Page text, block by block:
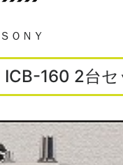
ＯＮＹ
160 2台セ